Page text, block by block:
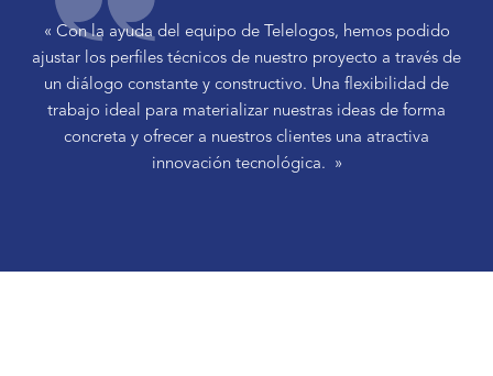
« Con la ayuda del equipo de Telelogos, hemos podido
ajustar los perfiles técnicos de nuestro proyecto a través de
un diálogo constante y constructivo. Una flexibilidad de
trabajo ideal para materializar nuestras ideas de forma
concreta y ofrecer a nuestros clientes una atractiva
innovación tecnológica. »